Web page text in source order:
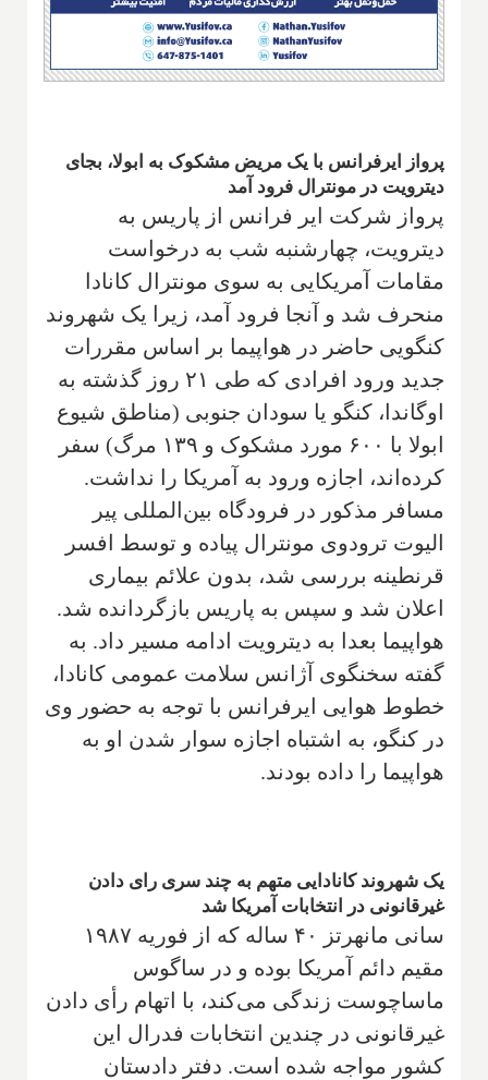
پرواز ایرفرانس با یک مریض مشکوک به ابولا، بجای
دیترویت در مونترال فرود آمد
پرواز شرکت ایر فرانس از پاریس به
دیترویت، چهارشنبه شب به درخواست
مقامات آمریکایی به سوی مونترال کانادا
منحرف شد و آنجا فرود آمد، زیرا یک شهروند
کنگویی حاضر در هواپیما بر اساس مقررات
جدید ورود افرادی که طی ۲۱ روز گذشته به
اوگاندا، کنگو یا سودان جنوبی (مناطق شیوع
ابولا با ۶۰۰ مورد مشکوک و ۱۳۹ مرگ) سفر
کرده‌اند، اجازه ورود به آمریکا را نداشت.
مسافر مذکور در فرودگاه بین‌المللی پیر
الیوت ترودوی مونترال پیاده و توسط افسر
قرنطینه بررسی شد، بدون علائم بیماری
اعلان شد و سپس به پاریس بازگردانده شد.
هواپیما بعدا به دیترویت ادامه مسیر داد. به
گفته سخنگوی آژانس سلامت عمومی کانادا،
خطوط هوایی ایرفرانس با توجه به حضور وی
در کنگو، به اشتباه اجازه سوار شدن او به
هواپیما را داده بودند.
یک شهروند کانادایی متهم به چند سری رای دادن
غیرقانونی در انتخابات آمریکا شد
سانی مانهرتز ۴۰ ساله که از فوریه ۱۹۸۷
مقیم دائم آمریکا بوده و در ساگوس
ماساچوست زندگی می‌کند، با اتهام رأی دادن
غیرقانونی در چندین انتخابات فدرال این
کشور مواجه شده است. دفتر دادستان